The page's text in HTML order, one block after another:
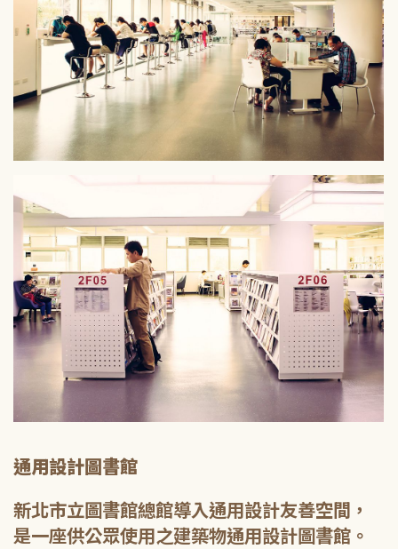
通用設計圖書館
新北市立圖書館總館導入通用設計友善空間，
是一座供公眾使用之建築物通用設計圖書館。